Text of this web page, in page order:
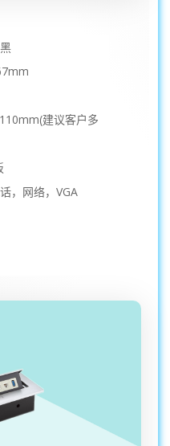
建议客户多
，网络，VGA